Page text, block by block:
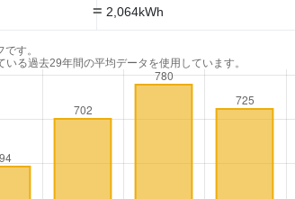
= 2,064kWh
す。
る過去29年間の平均データを使用しています。